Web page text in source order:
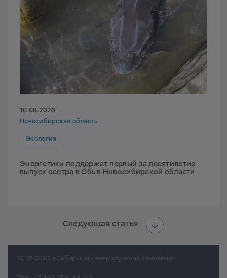
10.08.2026
Новосибирская область
Экология
Энергетики поддержат первый за десятилетие
выпуск осетра в Обь в Новосибирской области
Следующая статья
2026 ООО «Сибирская генерирующая компания»